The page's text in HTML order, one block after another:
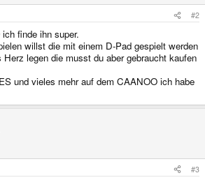
#2
finde ihn super.
willst die mit einem D-Pad gespielt werden
legen die musst du aber gebraucht kaufen
und vieles mehr auf dem CAANOO ich habe
#3